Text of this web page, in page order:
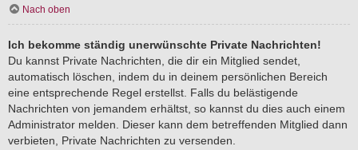
Nach oben
Ich bekomme ständig unerwünschte Private Nachrichten!
Du kannst Private Nachrichten, die dir ein Mitglied sendet,
automatisch löschen, indem du in deinem persönlichen Bereich
eine entsprechende Regel erstellst. Falls du belästigende
Nachrichten von jemandem erhältst, so kannst du dies auch einem
Administrator melden. Dieser kann dem betreffenden Mitglied dann
verbieten, Private Nachrichten zu versenden.